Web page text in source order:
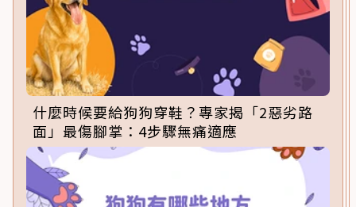
什麼時候要給狗狗穿鞋？專家揭「2惡劣路
面」最傷腳掌：4步驟無痛適應